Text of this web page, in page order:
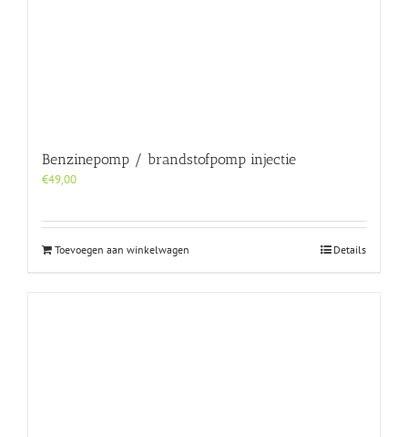
Benzinepomp / brandstofpomp injectie
€49,00
Toevoegen aan winkelwagen Details